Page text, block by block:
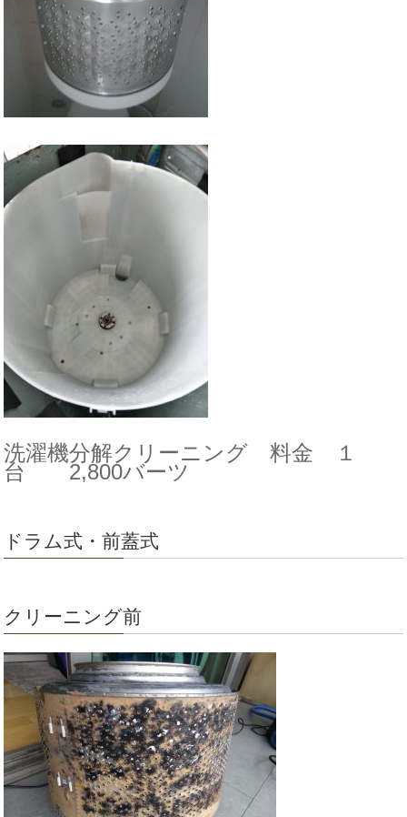
洗濯機分解クリーニング 料金 １
台 2,800バーツ
ドラム式・前蓋式
クリーニング前